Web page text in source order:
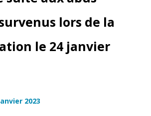
lors de la
le 24 janvier
2023